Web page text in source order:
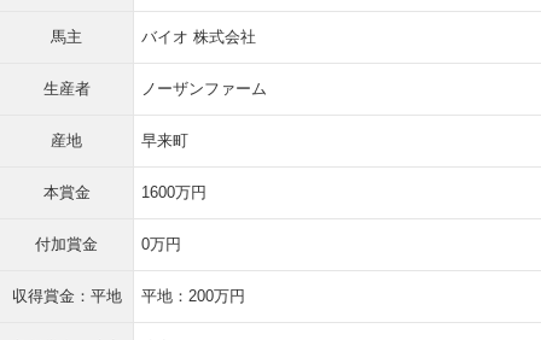
馬主 バイオ 株式会社
生産者 ノーザンファーム
産地 早来町
本賞金 1600万円
付加賞金 0万円
収得賞金：平地 平地：200万円